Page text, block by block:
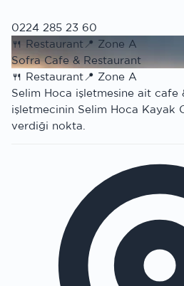
0224 285 23 60
🍴 Restaurant 📍 Zone A
Sofra Cafe & Restaurant
🍴 Restaurant📍 Zone A
Selim Hoca işletmesine ait cafe
işletmecinin Selim Hoca Kayak
verdiği nokta.